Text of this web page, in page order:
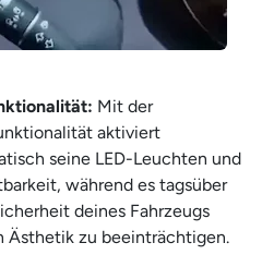
Mit der
aktiviert
seine LED-Leuchten und
während es tagsüber
deines Fahrzeugs
Ästhetik zu beeinträchtigen.